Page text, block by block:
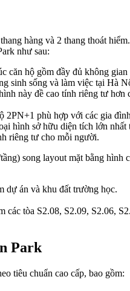
hàng và 2 thang thoát
như sau:
căn hộ gồm đầy đủ không
sinh sống và làm việc tại Hà
này đề cao tính riêng tư
phù hợp với các gia
hình sở hữu diện tích lớn
riêng tư cho mỗi người.
song layout mặt bằng
dự án và khu đất trường học.
tòa S2.08, S2.09, S2.06,
Park
tiêu chuẩn cao cấp, bao gồm: